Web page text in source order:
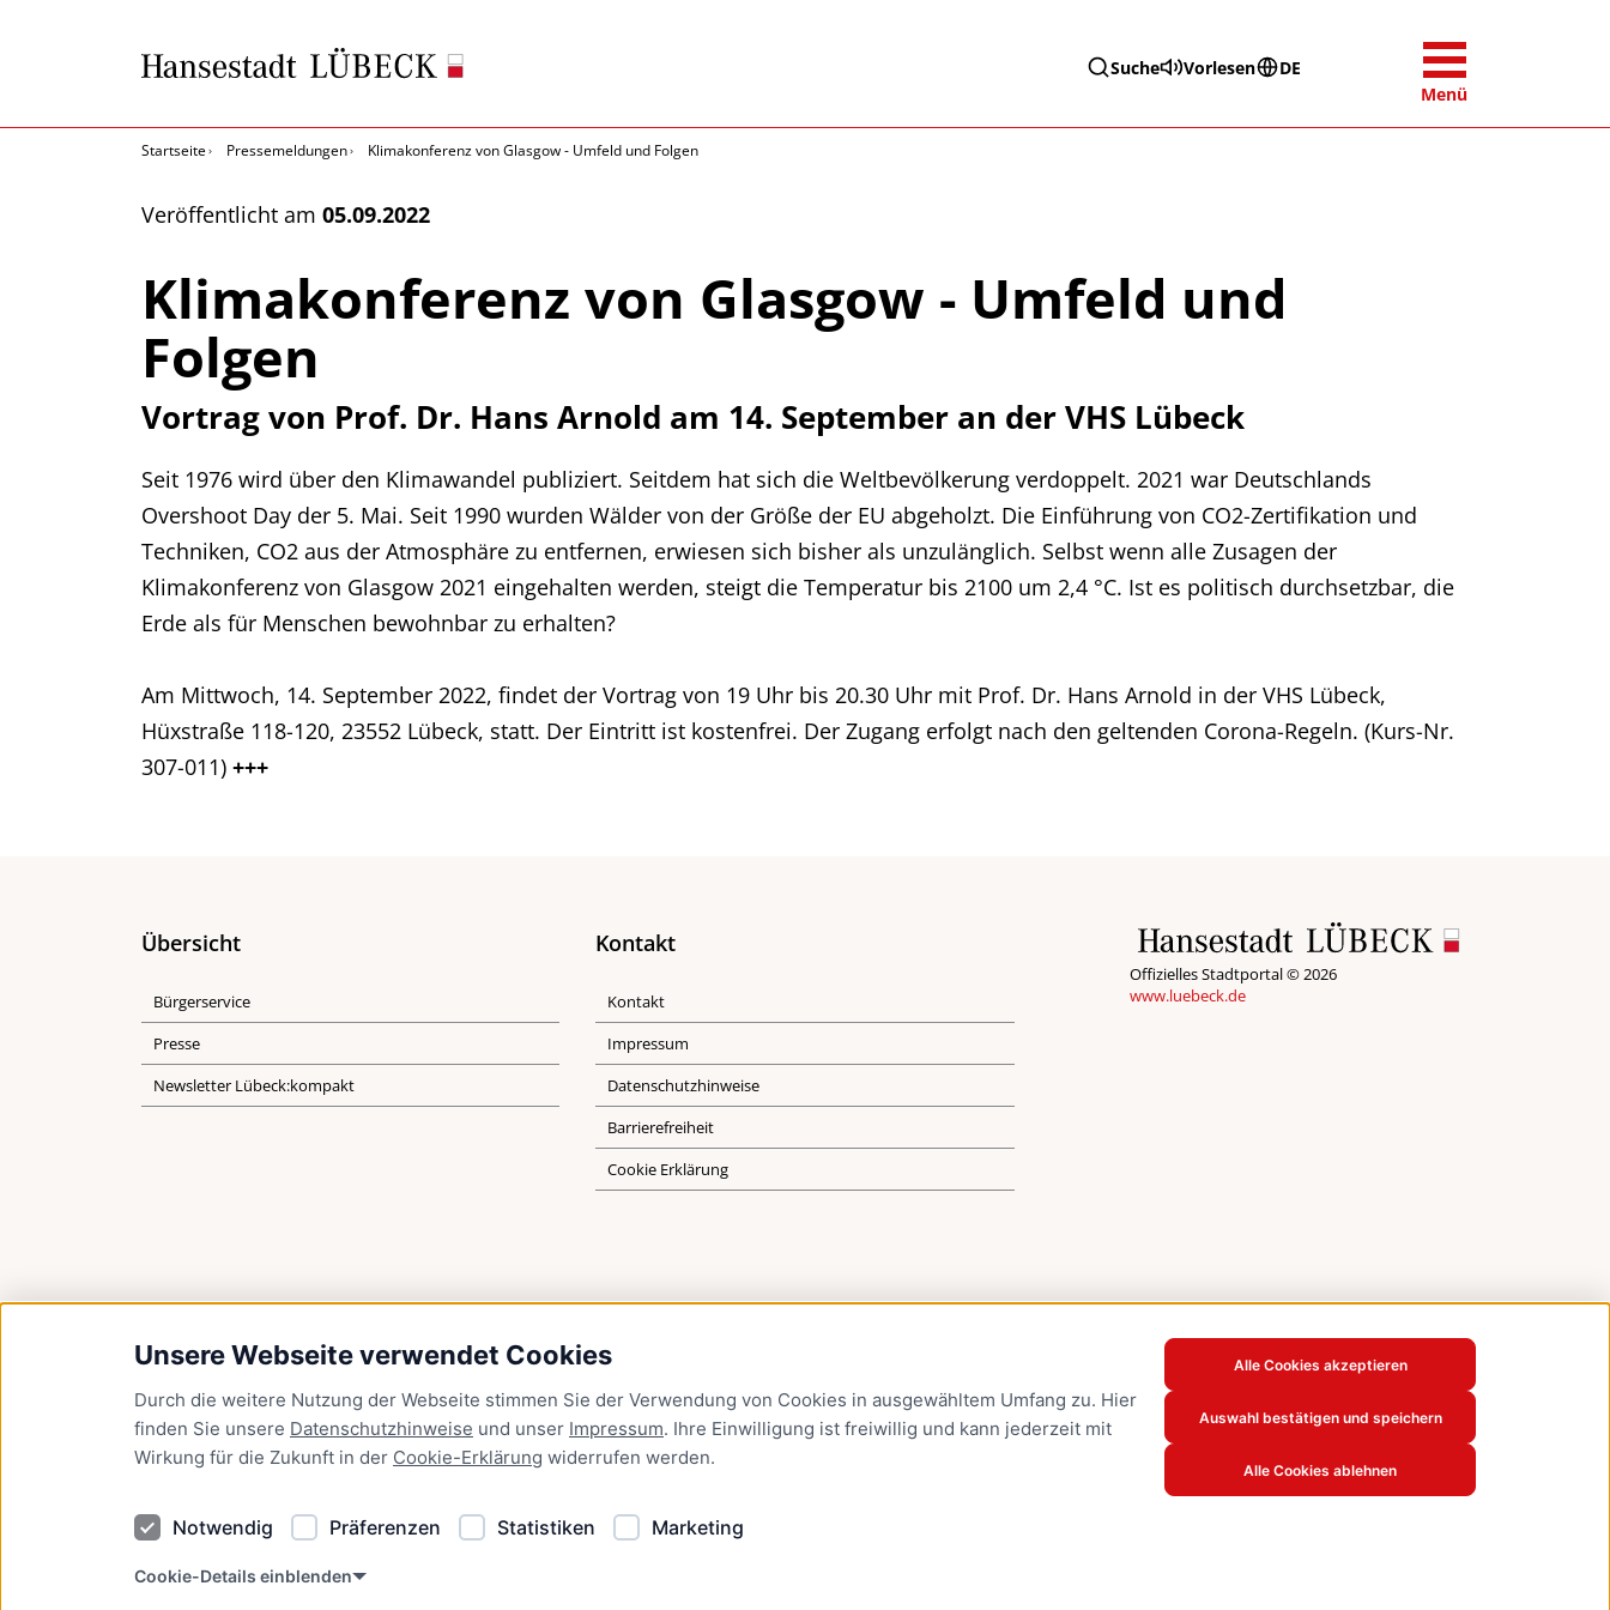
Unsere Webseite verwendet Cookies
Durch die weitere Nutzung der Webseite stimmen Sie der Verwendung von Cookies in ausgewähltem Umfang zu. Hier
finden Sie unsere Datenschutzhinweise und unser Impressum. Ihre Einwilligung ist freiwillig und kann jederzeit mit
Wirkung für die Zukunft in der Cookie-Erklärung widerrufen werden.
Notwendig Präferenzen Statistiken Marketing
Cookie-Details einblenden
Alle Cookies akzeptieren
Auswahl bestätigen und speichern
Alle Cookies ablehnen
Suche Vorlesen
DE
Menü
Startseite Pressemeldungen Klimakonferenz von Glasgow - Umfeld und Folgen
Veröffentlicht am 05.09.2022
Klimakonferenz von Glasgow - Umfeld und
Folgen
Vortrag von Prof. Dr. Hans Arnold am 14. September an der VHS Lübeck
Seit 1976 wird über den Klimawandel publiziert. Seitdem hat sich die Weltbevölkerung verdoppelt. 2021 war Deutschlands
Overshoot Day der 5. Mai. Seit 1990 wurden Wälder von der Größe der EU abgeholzt. Die Einführung von CO2-Zertifikation und
Techniken, CO2 aus der Atmosphäre zu entfernen, erwiesen sich bisher als unzulänglich. Selbst wenn alle Zusagen der
Klimakonferenz von Glasgow 2021 eingehalten werden, steigt die Temperatur bis 2100 um 2,4 °C. Ist es politisch durchsetzbar, die
Erde als für Menschen bewohnbar zu erhalten?
Am Mittwoch, 14. September 2022, findet der Vortrag von 19 Uhr bis 20.30 Uhr mit Prof. Dr. Hans Arnold in der VHS Lübeck,
Hüxstraße 118-120, 23552 Lübeck, statt. Der Eintritt ist kostenfrei. Der Zugang erfolgt nach den geltenden Corona-Regeln. (Kurs-Nr.
307-011) +++
Übersicht
Bürgerservice
Presse
Newsletter Lübeck:kompakt
Kontakt
Kontakt
Impressum
Datenschutzhinweise
Barrierefreiheit
Cookie Erklärung
Offizielles Stadtportal © 2026
www.luebeck.de